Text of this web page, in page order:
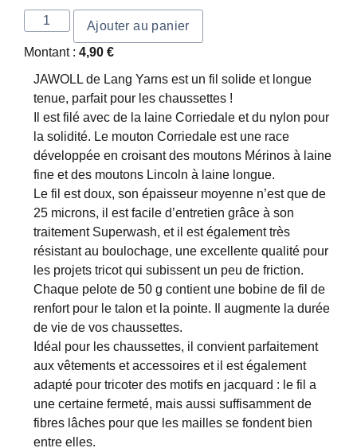
Ajouter au panier
Montant : 4,90 €
JAWOLL de Lang Yarns est un fil solide et longue
tenue, parfait pour les chaussettes !
Il est filé avec de la laine Corriedale et du nylon pour
la solidité. Le mouton Corriedale est une race
développée en croisant des moutons Mérinos à laine
fine et des moutons Lincoln à laine longue.
Le fil est doux, son épaisseur moyenne n’est que de
25 microns, il est facile d’entretien grâce à son
traitement Superwash, et il est également très
résistant au boulochage, une excellente qualité pour
les projets tricot qui subissent un peu de friction.
Chaque pelote de 50 g contient une bobine de fil de
renfort pour le talon et la pointe. Il augmente la durée
de vie de vos chaussettes.
Idéal pour les chaussettes, il convient parfaitement
aux vêtements et accessoires et il est également
adapté pour tricoter des motifs en jacquard : le fil a
une certaine fermeté, mais aussi suffisamment de
fibres lâches pour que les mailles se fondent bien
entre elles.